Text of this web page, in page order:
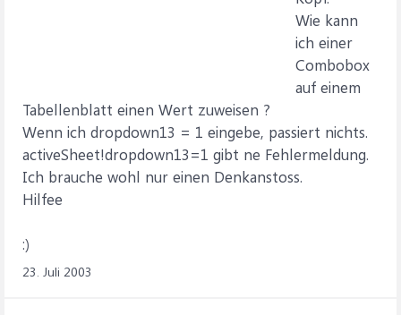
Wie kann
ich einer
Combobox
auf einem
Tabellenblatt einen Wert zuweisen ?
Wenn ich dropdown13 = 1 eingebe, passiert nichts.
activeSheet!dropdown13=1 gibt ne Fehlermeldung.
Ich brauche wohl nur einen Denkanstoss.
Hilfee
:)
23. Juli 2003